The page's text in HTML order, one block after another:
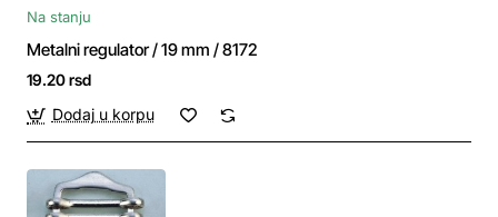
Na stanju
Metalni regulator / 19 mm / 8172
19.20 rsd
Dodaj u korpu